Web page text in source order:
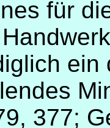
für
ein
377;